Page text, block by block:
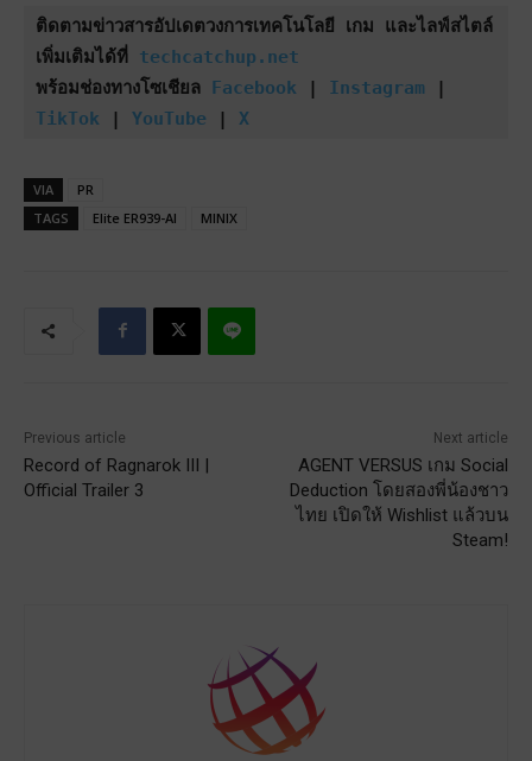
ติดตามข่าวสารอัปเดตวงการเทคโนโลยี เกม และไลฟ์สไตล์
เพิ่มเติมได้ที่ techcatchup.net
พร้อมช่องทางโซเชียล Facebook | Instagram
TikTok | YouTube | X
VIA
PR
TAGS
Elite ER939-AI MINIX
Previous article
Record of Ragnarok III |
Official Trailer 3
Next article
AGENT VERSUS เกม Social
Deduction โดยสองพี่น้องชาว
ไทย เปิดให้ Wishlist แล้วบน
Steam!